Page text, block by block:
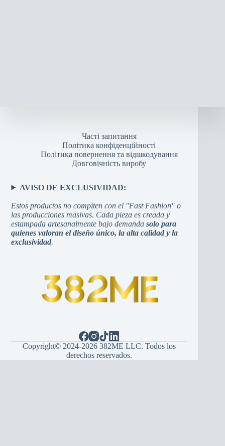
Часті запитання
Політика конфіденційності
Політика повернення та відшкодування
Довговічність виробу
AVISO DE EXCLUSIVIDAD:
Estos productos no compiten con el "Fast Fashion" o
las producciones masivas. Cada pieza es creada y
estampada artesanalmente bajo demandasolo para
quienes valoran el diseño único, la alta calidad y la
exclusividad.
Copyright© 2024-2026 382ME LLC. Todos los
derechos reservados.